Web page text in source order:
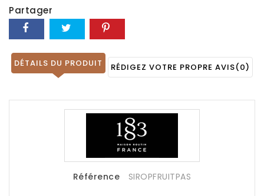
Partager
DÉTAILS DU PRODUIT RÉDIGEZ VOTRE PROPRE AVIS(0)
Référence SIROPFRUITPAS